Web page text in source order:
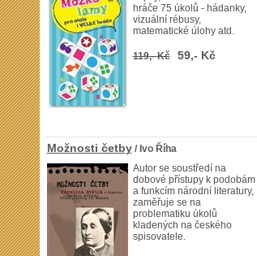
hráče 75 úkolů - hádanky,
vizuální rébusy,
matematické úlohy atd.
119,- Kč 59,- Kč
Možnosti četby/ Ivo Říha
Autor se soustředí na
dobové přístupy k podobám
a funkcím národní literatury,
zaměřuje se na
problematiku úkolů
kladených na českého
spisovatele.